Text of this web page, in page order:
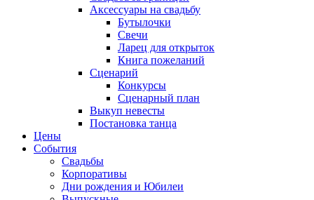
Аксессуары на свадьбу
Бутылочки
Свечи
Ларец для открыток
Книга пожеланий
Сценарий
Конкурсы
Сценарный план
Выкуп невесты
Постановка танца
Цены
События
Свадьбы
Корпоративы
Дни рождения и Юбилеи